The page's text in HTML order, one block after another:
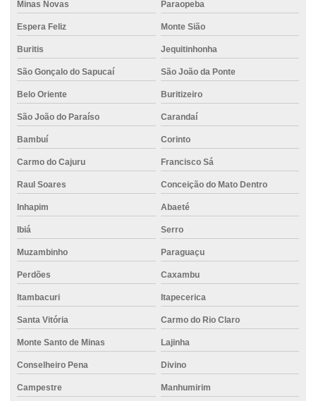
Concreto para pilares estruturais
Concreto piso garagem
Concreto para piso industrial
Concreto piso polido
Concreto pronto
Concreto pronto caminhão
Concreto pronto para fundações
Concreto pronto para laje
Concreto resistente à tração
Concreto de secagem rápida
Concreto usinado com aditivos
Concreto usinado para calçada
Minas Novas Paraopeba
Espera Feliz Monte Sião
Buritis Jequitinhonha
São Gonçalo do Sapucaí São João da Ponte
Belo Oriente Buritizeiro
São João do Paraíso Carandaí
Bambuí Corinto
Carmo do Cajuru Francisco Sá
Raul Soares Conceição do Mato Dentro
Inhapim Abaeté
Ibiá Serro
Muzambinho Paraguaçu
Perdões Caxambu
Itambacuri Itapecerica
Santa Vitória Carmo do Rio Claro
Monte Santo de Minas Lajinha
Conselheiro Pena Divino
Campestre Manhumirim